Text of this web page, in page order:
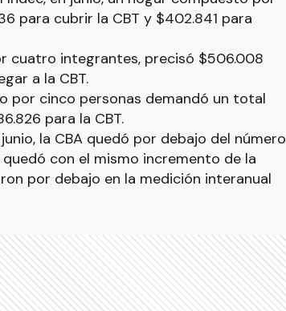
para cubrir la CBT y $402.841 para
cuatro integrantes, precisó $506.008
a la CBT.
por cinco personas demandó un total
para la CBT.
la CBA quedó por debajo del número
quedó con el mismo incremento de la
por debajo en la medición interanual